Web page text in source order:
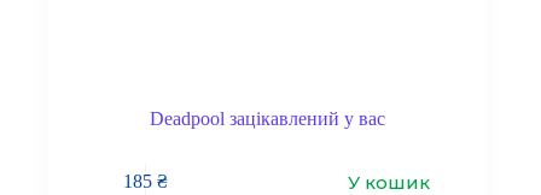
Deadpool зацікавлений у вас
185₴ У кошик